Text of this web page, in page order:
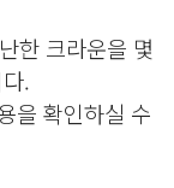
한 크라운을 몇
.
을 확인하실 수